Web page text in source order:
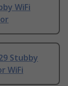
WiFi
Stubby
WiFi